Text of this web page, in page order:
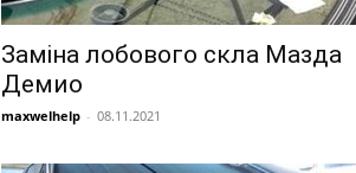
Заміна лобового скла Мазда
Демио
maxwelhelp - 08.11.2021